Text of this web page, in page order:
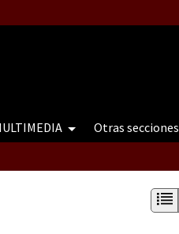
Otras secciones